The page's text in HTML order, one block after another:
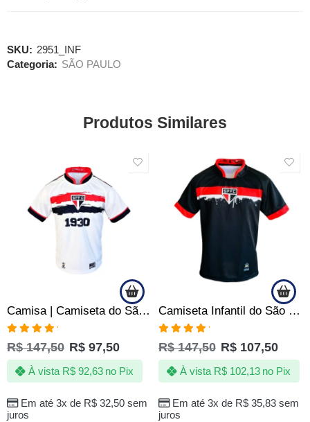
SKU: 2951_INF
Categoria: SÃO PAULO
Produtos Similares
Camisa | Camiseta do São Paulo SPFC Infantil – Jotaz – Produto Oficial
Avaliação
5.00de 5
R$147,50 R$ 97,50
Em até 3x de R$32,50sem
juros
À vista R$92,63 no Pix
Camiseta Infantil do São Paulo SPFC Voadora – Golpe Insano do Santo Paulo – Oficial
Avaliação
5.00de 5
R$147,50 R$ 107,50
Em até 3x de R$35,83sem
juros
À vista R$102,13 no Pix